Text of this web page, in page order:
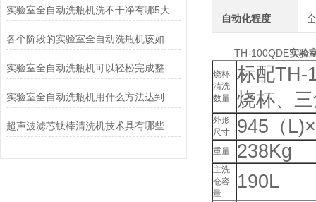
超声波滤芯钛棒清洗机技术具有哪些优势
自动化程度
TH-100QDE实验
烧杯
清洗
数量
标配TH-
烧杯、
外形
尺寸
945（
重量 238Kg
主洗
仓容
量
190L